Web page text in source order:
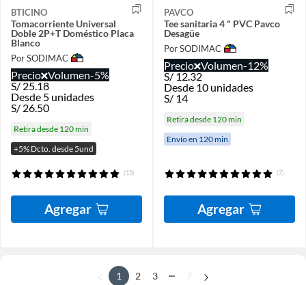
BTICINO
Tomacorriente Universal
Doble 2P+T Doméstico Placa
Blanco
Por SODIMAC
Precio Volumen-5%
S/25.18
Desde 5 unidades
S/ 26.50
Retira desde 120 min
+5% Dcto. desde 5und
(15)
Agregar
PAVCO
Tee sanitaria 4 " PVC Pavco
Desagüe
Por SODIMAC
Precio Volumen-12%
S/12.32
Desde 10 unidades
S/ 14
Retira desde 120 min
Envío en 120 min
(7)
Agregar
1 2 3 ... 7